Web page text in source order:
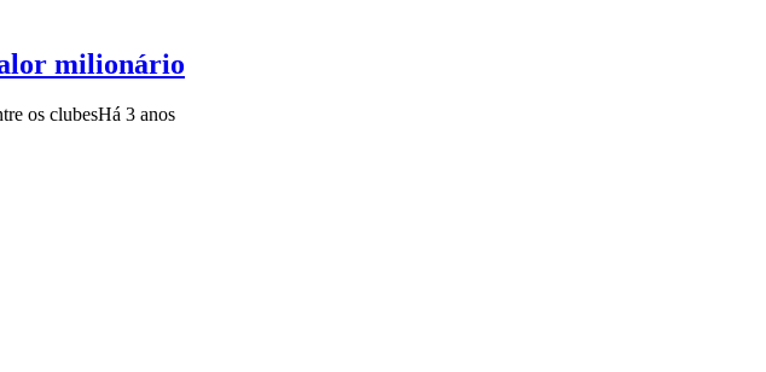
milionário
os clubesHá 3 anos